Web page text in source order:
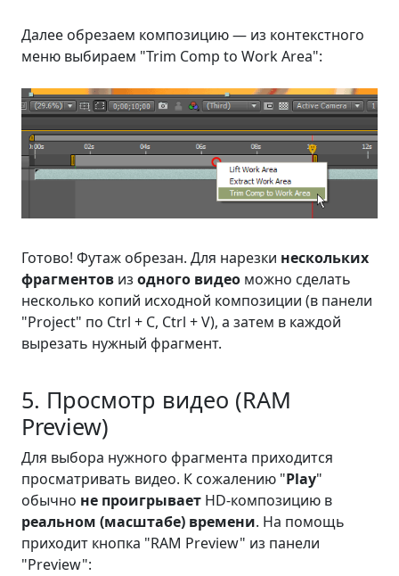
Далее обрезаем композицию — из контекстного
меню выбираем "Trim Comp to Work Area":
Готово! Футаж обрезан. Для нарезки нескольких
фрагментов из одного видео можно сделать
несколько копий исходной композиции (в панели
"Project" по Ctrl + C, Ctrl + V), а затем в каждой
вырезать нужный фрагмент.
5. Просмотр видео (RAM
Preview)
Для выбора нужного фрагмента приходится
просматривать видео. К сожалению "Play"
обычно не проигрывает HD-композицию в
реальном (масштабе) времени. На помощь
приходит кнопка "RAM Preview" из панели
"Preview":